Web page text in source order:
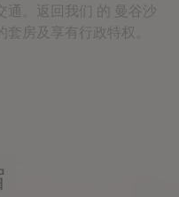
通。返回我们 的 曼谷沙
房及享有行政特权。